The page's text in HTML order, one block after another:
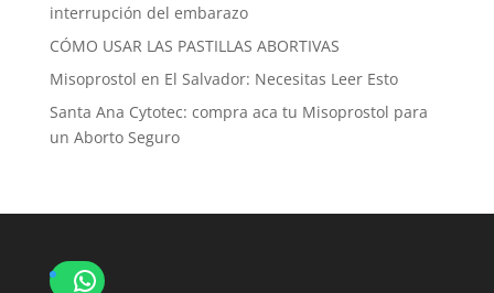
interrupción del embarazo
CÓMO USAR LAS PASTILLAS ABORTIVAS
Misoprostol en El Salvador: Necesitas Leer Esto
Santa Ana Cytotec: compra aca tu Misoprostol para
un Aborto Seguro
WhatsApp